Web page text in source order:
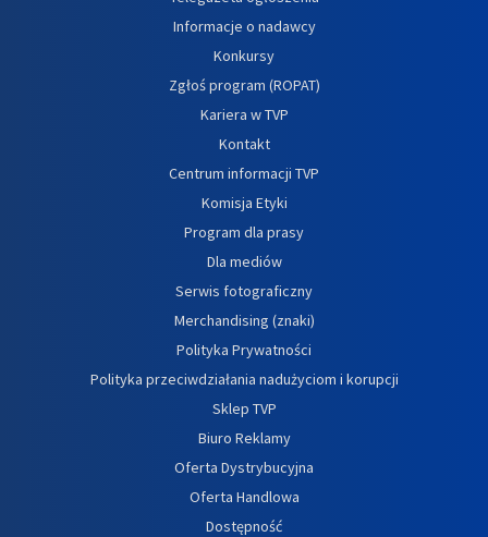
Informacje o nadawcy
Konkursy
Zgłoś program (ROPAT)
Kariera w TVP
Kontakt
Centrum informacji TVP
Komisja Etyki
Program dla prasy
Dla mediów
Serwis fotograficzny
Merchandising (znaki)
Polityka Prywatności
Polityka przeciwdziałania nadużyciom i korupcji
Sklep TVP
Biuro Reklamy
Oferta Dystrybucyjna
Oferta Handlowa
Dostępność